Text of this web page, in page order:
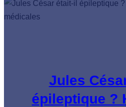
Jules
épileptique ?